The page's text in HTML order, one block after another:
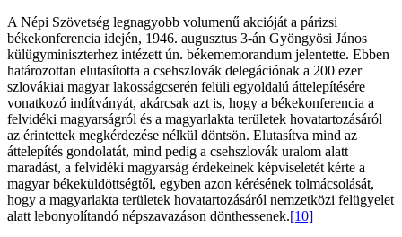
A Népi Szövetség legnagyobb volumenű akcióját a párizsi
békekonferencia idején, 1946. augusztus 3-án Gyöngyösi János
külügyminiszterhez intézett ún. békememorandum jelentette. Ebben
határozottan elutasította a csehszlovák delegációnak a 200 ezer
szlovákiai magyar lakosságcserén felüli egyoldalú áttelepítésére
vonatkozó indítványát, akárcsak azt is, hogy a békekonferencia a
felvidéki magyarságról és a magyarlakta területek hovatartozásáról
az érintettek megkérdezése nélkül döntsön. Elutasítva mind az
áttelepítés gondolatát, mind pedig a csehszlovák uralom alatt
maradást, a felvidéki magyarság érdekeinek képviseletét kérte a
magyar békeküldöttségtől, egyben azon kérésének tolmácsolását,
hogy a magyarlakta területek hovatartozásáról nemzetközi felügyelet
alatt lebonyolítandó népszavazáson dönthessenek.[10]